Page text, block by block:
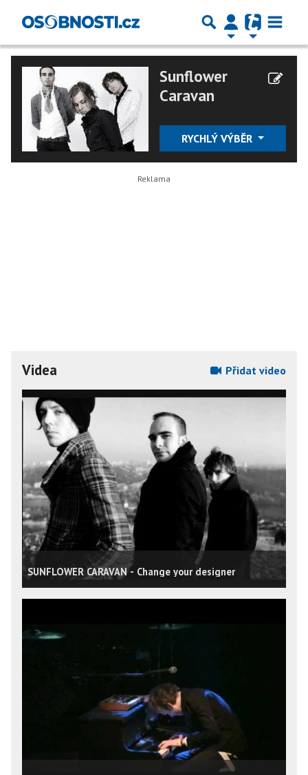
Sunflower
Caravan
RYCHLÝ VÝBĚR
Videa Přidat video
SUNFLOWER CARAVAN - Change your designer